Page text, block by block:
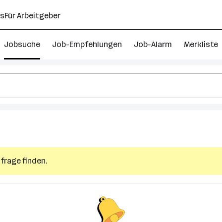
Für Arbeitgeber
Jobsuche Job-Empfehlungen Job-Alarm Merkliste
finden.